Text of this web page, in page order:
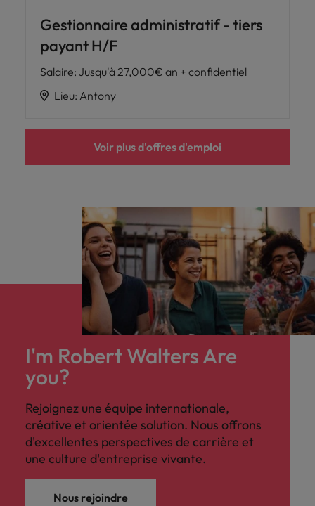
Gestionnaire administratif - tiers
payant H/F
Salaire: Jusqu'à 27,000€ an + confidentiel
Lieu: Antony
Voir plus d'offres d'emploi
I'm Robert Walters Are
you?
Rejoignez une équipe internationale,
créative et orientée solution. Nous offrons
d'excellentes perspectives de carrière et
une culture d'entreprise vivante.
Nous rejoindre